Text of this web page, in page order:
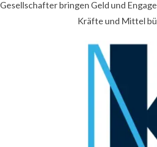
Gesellschafter bringen Geld und
Kräfte und Mittel